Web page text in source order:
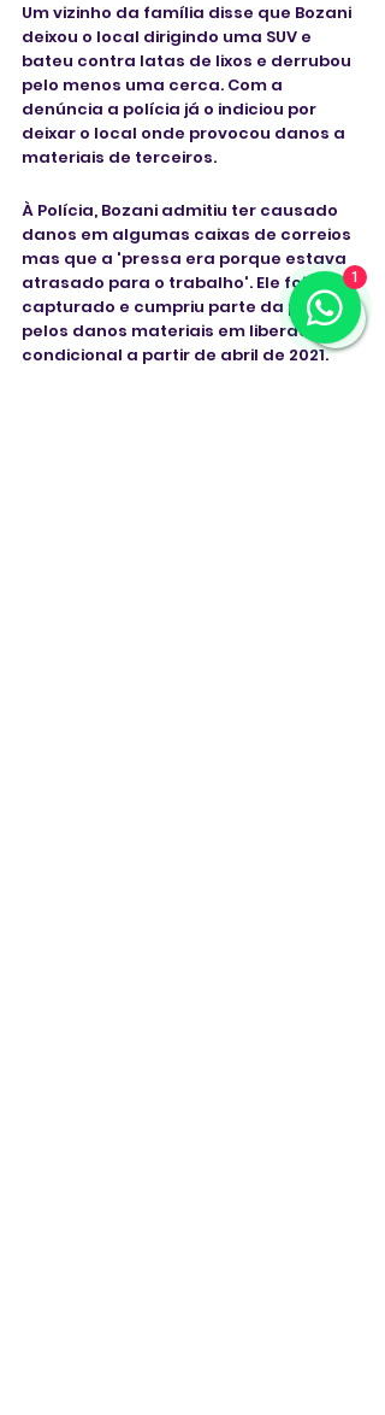
Um vizinho da família disse que Bozani
deixou o local dirigindo uma SUV e
bateu contra latas de lixos e derrubou
pelo menos uma cerca. Com a
denúncia a polícia já o indiciou por
deixar o local onde provocou danos a
materiais de terceiros.
À Polícia, Bozani admitiu ter causado
danos em algumas caixas de correios
mas que a 'pressa era porque estava
atrasado para o trabalho'. Ele foi
capturado e cumpriu parte da pena
pelos danos materiais em liberdade
condicional a partir de abril de 2021.
1